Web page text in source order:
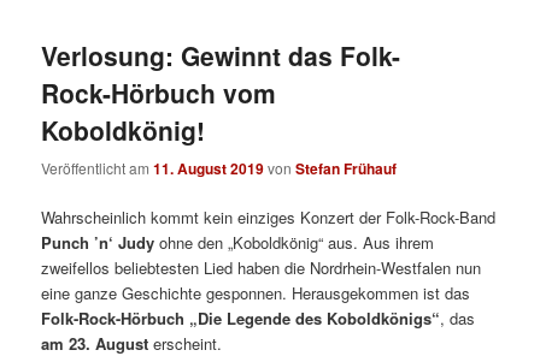
Verlosung: Gewinnt das Folk-
Rock-Hörbuch vom
Koboldkönig!
Veröffentlicht am11. August 2019vonStefan Frühauf
Wahrscheinlich kommt kein einziges Konzert der Folk-Rock-Band
Punch ’n‘ Judy ohne den „Koboldkönig“ aus. Aus ihrem
zweifellos beliebtesten Lied haben die Nordrhein-Westfalen nun
eine ganze Geschichte gesponnen. Herausgekommen ist das
Folk-Rock-Hörbuch „Die Legende des Koboldkönigs“, das
am 23. August erscheint.